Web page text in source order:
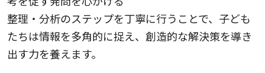
整理・分析のステップを丁寧に行うことで、子ども
たちは情報を多角的に捉え、創造的な解決策を導き
出す力を養えます。